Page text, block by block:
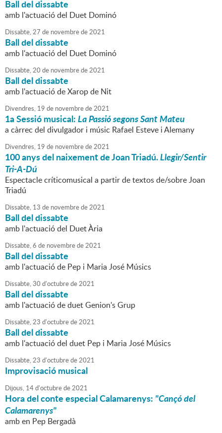
Ball del dissabte
amb l'actuació del Duet Dominó
Dissabte,27 de novembrede2021
Ball del dissabte
amb l'actuació del Duet Dominó
Dissabte,20 de novembrede2021
Ball del dissabte
amb l'actuació de Xarop de Nit
Divendres, 19 de novembrede2021
1a Sessió musical:La Passió segons Sant Mateu
a càrrec del divulgador i músic Rafael Esteve i Alemany
Divendres, 19 de novembrede2021
100 anys del naixement de Joan Triadú.Llegir/Sentir
Tri-A-Dú
Espectacle críticomusical a partir de textos de/sobre Joan
Triadú
Dissabte, 13 de novembrede2021
Ball del dissabte
amb l'actuació del Duet Ària
Dissabte,6 de novembrede2021
Ball del dissabte
amb l'actuació de Pep i Maria José Músics
Dissabte,30 d'octubrede2021
Ball del dissabte
amb l'actuació de duet Genion's Grup
Dissabte,23 d'octubrede2021
Ball del dissabte
amb l'actuació del duet Pep i Maria José Músics
Dissabte,23 d'octubrede2021
Improvisació musical
Dijous, 14d'octubrede2021
Hora del conte especial Calamarenys: "Cançó del
Calamarenys"
amb en Pep Bergadà